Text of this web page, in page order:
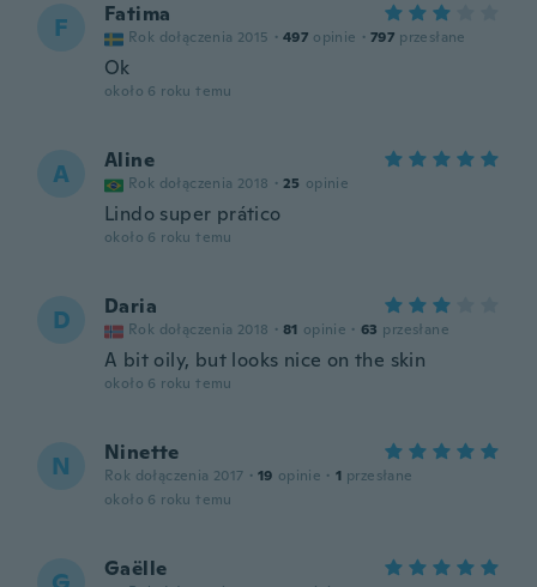
F Fatima
Rok dołączenia 2015 · 497 opinie · 797 przesłane
Ok
około 6 roku temu
A Aline
Rok dołączenia 2018 · 25 opinie
Lindo super prático
około 6 roku temu
D Daria
Rok dołączenia 2018 · 81 opinie · 63 przesłane
A bit oily, but looks nice on the skin
około 6 roku temu
N Ninette
Rok dołączenia 2017 · 19 opinie · 1 przesłane
około 6 roku temu
Gaëlle